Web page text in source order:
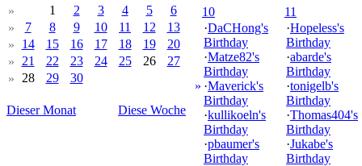
»
1 2 3 4 5
6
»
7 8 9 10 11 12
13
»
14 15 16 17 18 19
20
»
21 22 23 24 25 26
27
»
28 29 30
Dieser Monat Diese Woche
»
10
·DaCHong's
Birthday
·Matze82's
Birthday
·Maverick's
Birthday
·kullikoeln's
Birthday
·pbaumer's
Birthday
11
·Hopeless's
Birthday
·abarde's
Birthday
·tonigelb's
Birthday
·Thomas404's
Birthday
·Jukabe's
Birthday